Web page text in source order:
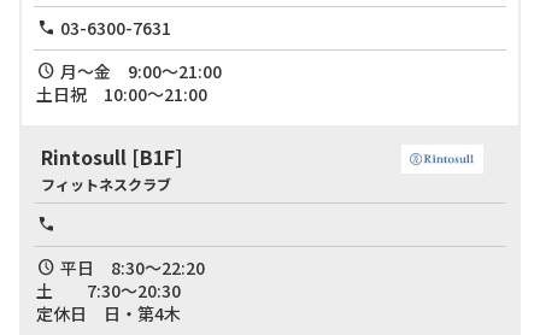
03-6300-7631
月～金　9:00～21:00
土日祝　10:00～21:00
Rintosull [B1F]
フィットネスクラブ
平日　8:30～22:20
土　　7:30～20:30
定休日　日・第4木